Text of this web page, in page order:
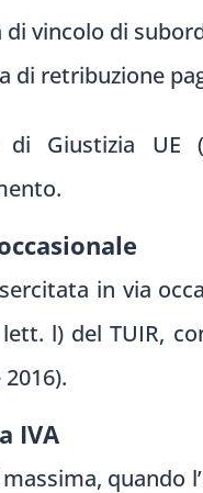
di vincolo di
di retribuzione
Giustizia UE
in via
l) del TUIR,
IVA
quando